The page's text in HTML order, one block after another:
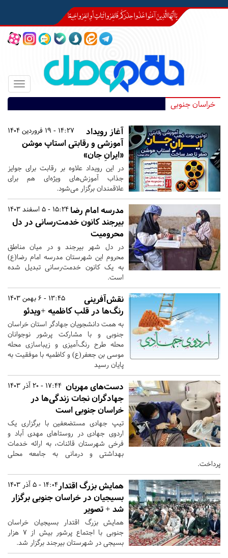
Toggle
خراسان جنوبی
14:27 - 19 فروردین 1404
آغاز رویداد
آموزشی و رقابتی استاپ موشن
«ایرانِ جان»
در این رویداد علاوه بر رقابت برای جوایز
جذاب آموزش‌های ویژه‌ای هم برای
علاقمندان برگزار می‌شود.
15:24 - 5 اسفند 1403 مدرسه امام رضا
بیرجند کانون خدمت‌رسانی در دل
محرومیت
در دل شهر بیرجند و در میان مناطق
محروم این شهرستان مدرسه امام رضا(ع)
به یک کانون خدمت‌رسانی تبدیل شده
است.
13:45 - 6 بهمن 1403
نقش‌آفرینی
رنگ‌ها در قلب کاظمیه +ویدئو
به همت دانشجویان جهادگر استان خراسان
جنوبی و با مشارکت پرشور نوجوانان
محله طرح رنگ‌آمیزی و زیباسازی محله
موسی بن جعفر(ع) و کاظمیه با موفقیت به
پایان رسید
17:44 - 20 آذر 1403 دست‌های مهربان
جهادگران نجات زندگی‌ها در
خراسان جنوبی است
تیپ جهادی مستضعفین با برگزاری یک
اردوی جهادی در روستاهای مهدی آباد و
فرخی شهرستان قائنات، به ارائه خدمات
بهداشتی و درمانی به جامعه محلی
پرداخت.
14:04 - 5 آذر 1403 همایش بزرگ اقتدار
بسیجیان در خراسان جنوبی برگزار
شد + تصویر
همایش بزرگ اقتدار بسیجیان خراسان
جنوبی با اجتماع پرشور بیش از ۷ هزار
بسیجی در شهرستان بیرجند برگزار شد.